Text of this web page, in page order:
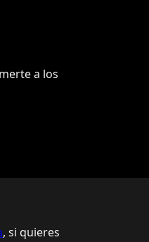
a los
, si quieres